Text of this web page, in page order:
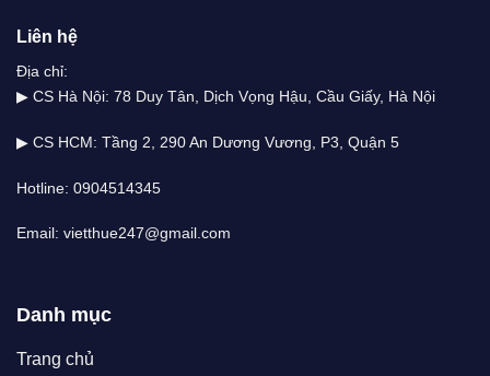
Liên hệ
Địa chỉ:
▶ CS Hà Nội: 78 Duy Tân, Dịch Vọng Hậu, Cầu Giấy, Hà Nội
▶ CS HCM: Tầng 2, 290 An Dương Vương, P3, Quận 5
Hotline: 0904514345
Email: vietthue247@gmail.com
Danh mục
Trang chủ